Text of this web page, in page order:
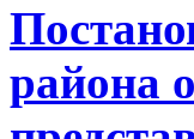
района